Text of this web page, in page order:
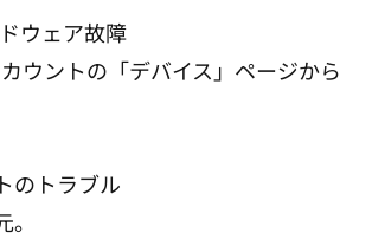
ウェア故障
ウントの「デバイス」ページから
のトラブル